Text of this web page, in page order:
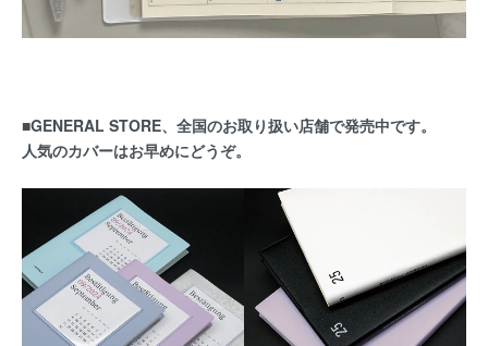
■GENERAL STORE、全国のお取り扱い店舗で発売中です。
人気のカバーはお早めにどうぞ。